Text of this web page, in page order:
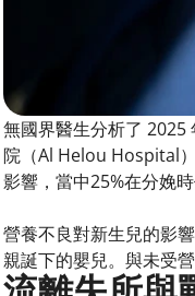
無國界醫生分析了
院（Al Helou Hospital
影響，當中25%在分娩時
營養不良對新生兒的影
親誕下的嬰兒。與未受